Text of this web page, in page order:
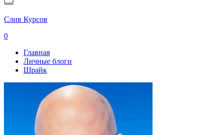
Слив Курсов
0
Главная
Личные блоги
Шрайк